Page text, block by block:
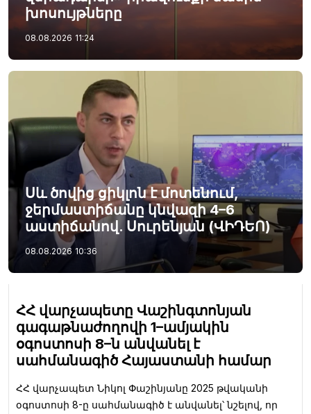
խոսույթները
08.08.2026 11:24
Սև ծովից ցիկլոն է մոտենում,
ջերմաստիճանը կնվազի 4–6
աստիճանով. Սուրենյան (ՎԻԴԵՈ)
08.08.2026 10:36
ՀՀ վարչապետը Վաշինգտոնյան
գագաթնաժողովի 1–ամյակին
օգոստոսի 8–ն անվանել է
սահմանագիծ Հայաստանի համար
ՀՀ վարչապետ Նիկոլ Փաշինյանը 2025 թվականի
օգոստոսի 8-ը սահմանագիծ է անվանել՝ նշելով, որ